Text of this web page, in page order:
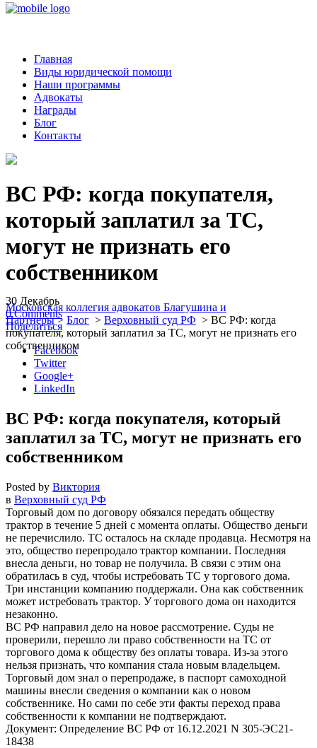
Главная
Виды юридической помощи
Наши программы
Адвокаты
Награды
Блог
Контакты
ВС РФ: когда покупателя,
который заплатил за ТС,
могут не признать его
собственником
Московская коллегия адвокатов Благушина и
Партнеры> Блог > Верховный суд РФ > ВС РФ: когда
покупателя, который заплатил за ТС, могут не признать его
собственником
30 Декабрь
0 Comments
Поделиться
Facebook
Twitter
Google+
LinkedIn
ВС РФ: когда покупателя, который
заплатил за ТС, могут не признать его
собственником
Posted by Виктория
в Верховный суд РФ
Торговый дом по договору обязался передать обществу
трактор в течение 5 дней с момента оплаты. Общество деньги
не перечислило. ТС осталось на складе продавца. Несмотря на
это, общество перепродало трактор компании. Последняя
внесла деньги, но товар не получила. В связи с этим она
обратилась в суд, чтобы истребовать ТС у торгового дома.
Три инстанции компанию поддержали. Она как собственник
может истребовать трактор. У торгового дома он находится
незаконно.
ВС РФ направил дело на новое рассмотрение. Суды не
проверили, перешло ли право собственности на ТС от
торгового дома к обществу без оплаты товара. Из-за этого
нельзя признать, что компания стала новым владельцем.
Торговый дом знал о перепродаже, в паспорт самоходной
машины внесли сведения о компании как о новом
собственнике. Но сами по себе эти факты переход права
собственности к компании не подтверждают.
Документ: Определение ВС РФ от 16.12.2021 N 305-ЭС21-
18438